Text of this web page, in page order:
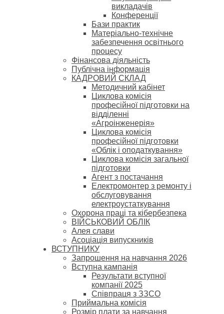
викладачів
Конференції
Бази практик
Матеріально-технічне
забезпечення освітнього
процесу
Фінансова діяльність
Публічна інформація
КАДРОВИЙ СКЛАД
Методичний кабінет
Циклова комісія
професійної підготовки на
відділенні
«Агроінженерія»
Циклова комісія
професійної підготовки
«Облік і оподаткування»
Циклова комісія загальної
підготовки
Агент з постачання
Електромонтер з ремонту і
обслуговування
електроустаткування
Охорона праці та кібербезпека
ВІЙСЬКОВИЙ ОБЛІК
Алея слави
Асоціація випускників
ВСТУПНИКУ
Запрошення на навчання 2026
Вступна кампанія
Результати вступної
компанії 2025
Співпраця з ЗЗСО
Приймальна комісія
Розмір плати за навчання